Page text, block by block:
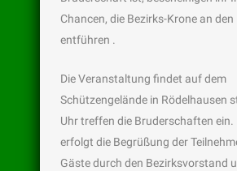
Chancen, die Bezirks-Krone an den
entführen .
Die Veranstaltung findet auf dem
Schützengelände in Rödelhausen
Uhr treffen die Bruderschaften ein.
erfolgt die Begrüßung der
Gäste durch den Bezirksvorstand